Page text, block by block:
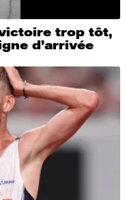
trop tôt,
d’arrivée